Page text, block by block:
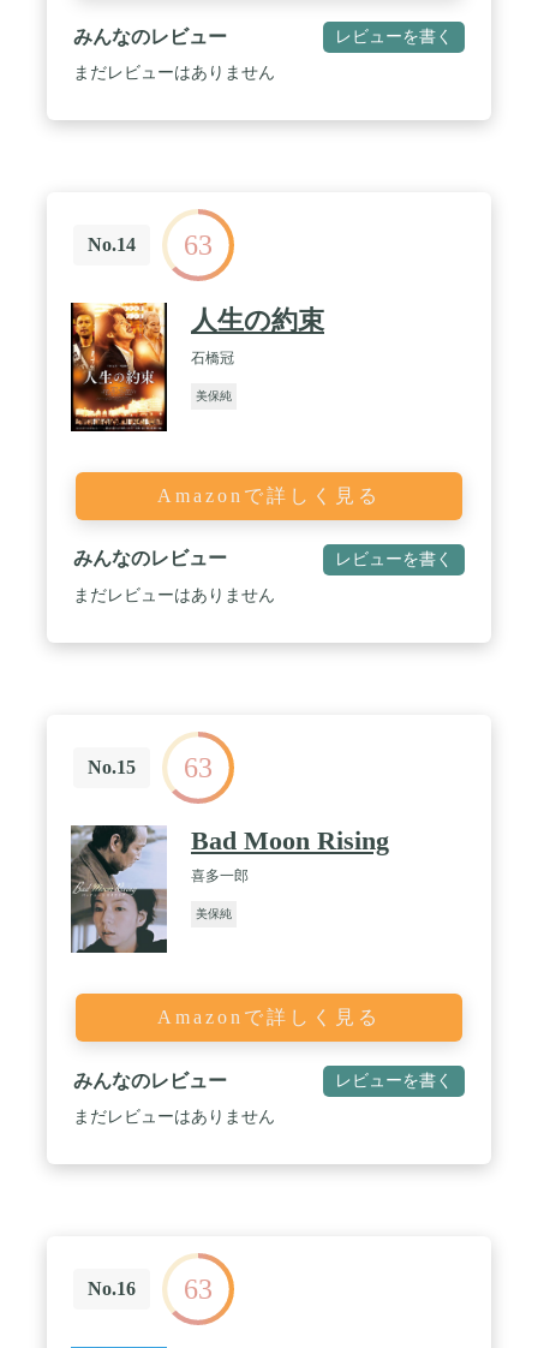
みんなのレビュー レビューを書く
まだレビューはありません
No.14 63
人生の約束
石橋冠
美保純
Amazonで詳しく見る
みんなのレビュー レビューを書く
まだレビューはありません
No.15 63
Bad Moon Rising
喜多一郎
美保純
Amazonで詳しく見る
みんなのレビュー レビューを書く
まだレビューはありません
No.16 63